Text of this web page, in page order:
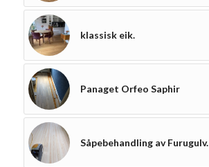
klassisk eik.
Panaget Orfeo Saphir
Såpebehandling av Furugulv.